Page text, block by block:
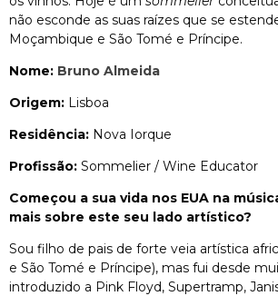
não esconde as suas raízes que se
Moçambique e São Tomé e Príncipe.
Nome: Bruno Almeida
Origem: Lisboa
Residência: Nova Iorque
Profissão: Sommelier / Wine Educator
Começou a sua vida nos EUA na
mais sobre este seu lado artístico?
Sou filho de pais de forte veia artística
e São Tomé e Príncipe), mas fui desde
introduzido a Pink Floyd, Supertramp,